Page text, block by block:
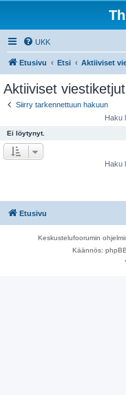
UKK
Etusivu Etsi Aktiiviset
Aktiiviset viestiketjut
Siirry tarkennettuun hakuun
Haku
Ei löytynyt.
Haku
Etusivu
Keskustelufoorumin
Käännös: